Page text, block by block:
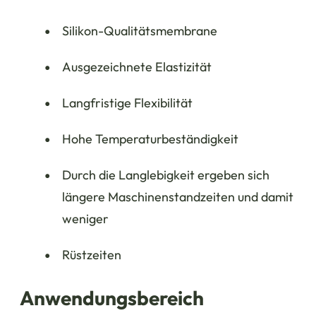
Silikon-Qualitätsmembrane
Ausgezeichnete Elastizität
Langfristige Flexibilität
Hohe Temperaturbeständigkeit
Durch die Langlebigkeit ergeben sich
längere Maschinenstandzeiten und damit
weniger
Rüstzeiten
Anwendungsbereich